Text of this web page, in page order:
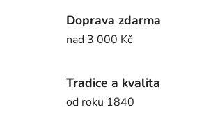
Doprava zdarma
nad 3 000 Kč
Tradice a kvalita
od roku 1840